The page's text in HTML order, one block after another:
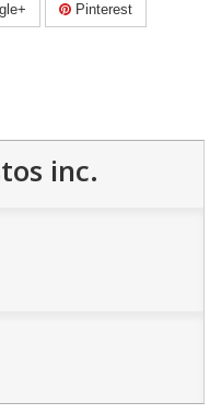
Pinterest
inc.